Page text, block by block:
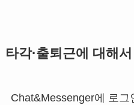
타각·출퇴근에 대해서
Chat&Messenger에 로